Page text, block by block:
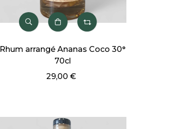
Rhum arrangé Ananas Coco 30°
70cl
29,00 €